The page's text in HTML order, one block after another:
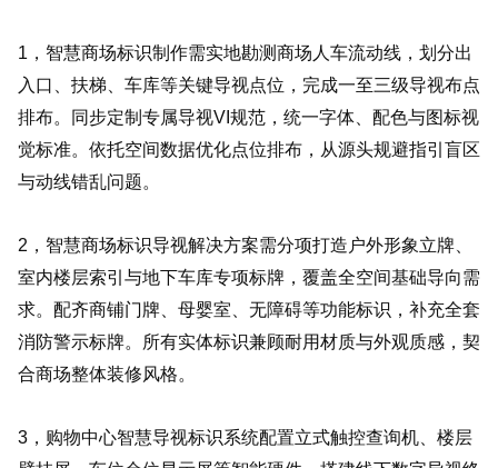
1，智慧商场标识制作需实地勘测商场人车流动线，划分出
入口、扶梯、车库等关键导视点位，完成一至三级导视布点
排布。同步定制专属导视VI规范，统一字体、配色与图标视
觉标准。依托空间数据优化点位排布，从源头规避指引盲区
与动线错乱问题。
2，智慧商场标识导视解决方案需分项打造户外形象立牌、
室内楼层索引与地下车库专项标牌，覆盖全空间基础导向需
求。配齐商铺门牌、母婴室、无障碍等功能标识，补充全套
消防警示标牌。所有实体标识兼顾耐用材质与外观质感，契
合商场整体装修风格。
3，购物中心智慧导视标识系统配置立式触控查询机、楼层